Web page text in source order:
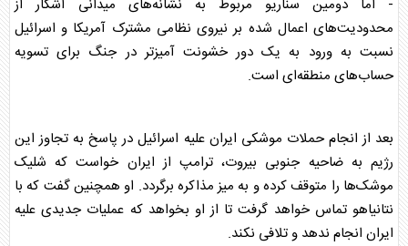
- اما دومین سناریو مربوط به نشانه‌های میدانی آشکار از
محدودیت‌های اعمال شده بر نیروی نظامی مشترک آمریکا و اسرائیل
نسبت به ورود به یک دور خشونت آمیزتر در جنگ برای تسویه
حساب‌های منطقه‌ای است.
بعد از انجام حملات موشکی ایران علیه اسرائیل در پاسخ به تجاوز این
رژیم به ضاحیه جنوبی بیروت، ترامپ از ایران خواست که شلیک
موشک‌ها را متوقف کرده و به میز مذاکره برگردد. او همچنین گفت که با
نتانیاهو تماس خواهد گرفت تا از او بخواهد که عملیات جدیدی علیه
ایران انجام ندهد و تلافی نکند.